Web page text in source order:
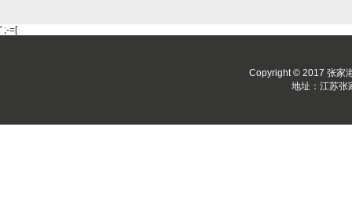
' ;-=[
Copyright © 2017 张家
地址：江苏张